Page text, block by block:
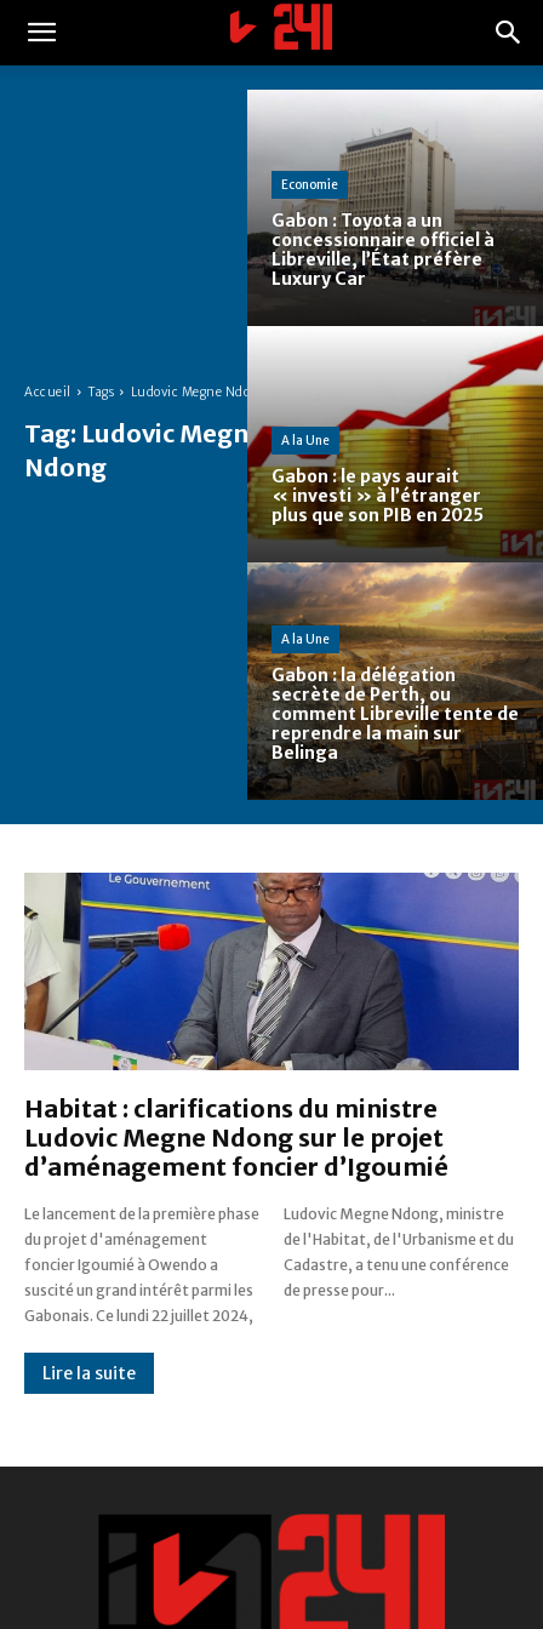
Accueil Tags Ludovic Megne Ndong
Tag: Ludovic Megne
Ndong
Economie
Gabon : Toyota a un
concessionnaire officiel à
Libreville, l’État préfère
Luxury Car
A la Une
Gabon : le pays aurait
« investi » à l’étranger
plus que son PIB en 2025
A la Une
Gabon : la délégation
secrète de Perth, ou
comment Libreville tente de
reprendre la main sur
Belinga
Habitat : clarifications du ministre
Ludovic Megne Ndong sur le projet
d’aménagement foncier d’Igoumié
Le lancement de la première phase
du projet d'aménagement
foncier Igoumié à Owendo a
suscité un grand intérêt parmi les
Gabonais. Ce lundi 22 juillet 2024,
Ludovic Megne Ndong, ministre
de l'Habitat, de l'Urbanisme et du
Cadastre, a tenu une conférence
de presse pour...
Lire la suite